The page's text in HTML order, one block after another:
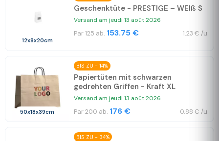
12x8x20cm
Geschenktüte - PRESTIGE – WEIß S
Versand am jeudi 13 août 2026
Par 125 ab. 153.75 € 1.23 € /u.
50x18x39cm
BIS ZU - 14%
Papiertüten mit schwarzen
gedrehten Griffen - Kraft XL
Versand am jeudi 13 août 2026
Par 200 ab. 176 € 0.88 € /u.
BIS ZU - 34%